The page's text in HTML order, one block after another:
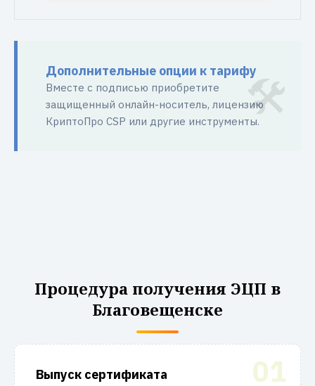
Дополнительные опции к тарифу
Вместе с подписью приобретите
защищенный онлайн-носитель, лицензию
КриптоПро CSP или другие инструменты.
Процедура получения ЭЦП в
Благовещенске
01
Выпуск сертификата